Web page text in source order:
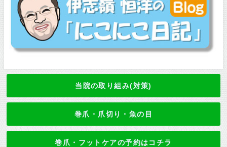
当院の取り組み(対策)
巻爪・爪切り・魚の目
巻爪・フットケアの予約はコチラ